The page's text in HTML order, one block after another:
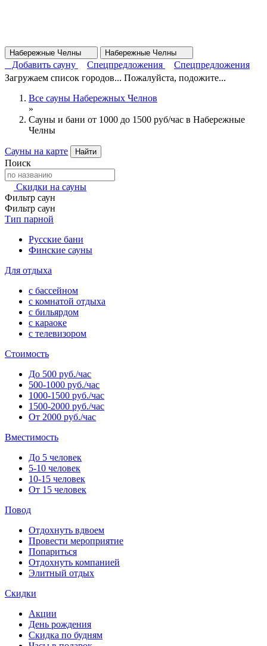
Набережные Челны Набережные Челны
Добавить сауну Спецпредложения
Спецпредложения
Загружаем список городов... Пожалуйста, подожите...
Все сауны Набережных Челнов
»
Сауны и бани от 1000 до 1500 руб/час в Набережные
Челны
Сауны на карте Найти
Поиск
Скидки на сауны
Фильтр саун
Фильтр саун
Тип парной
Русские бани
Финские сауны
Для отдыха
с бассейном
с комнатой отдыха
с бильярдом
с караоке
с телевизором
Стоимость
До 500 руб./час
500-1000 руб./час
1000-1500 руб./час
1500-2000 руб./час
От 2000 руб./час
Вместимость
До 5 человек
5-10 человек
10-15 человек
От 15 человек
Повод
Отдохнуть вдвоем
Провести мероприятие
Попариться
Отдохнуть компанией
Элитный отдых
Скидки
Акции
День рождения
Скидка по будням